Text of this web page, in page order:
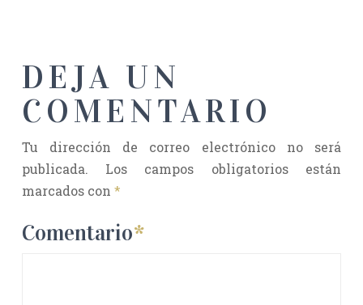
DEJA UN
COMENTARIO
Tu dirección de correo electrónico no será
publicada.
Los campos obligatorios están
marcados con *
Comentario*